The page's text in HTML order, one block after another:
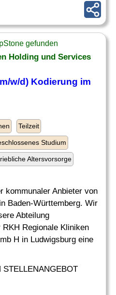
gefunden
Holding und Services
w/d) Kodierung im
Teilzeit
Studium
Altersvorsorge
kommunaler Anbieter von
Baden-Württemberg. Wir
Abteilung
RKH Regionale Kliniken
H in Ludwigsburg eine